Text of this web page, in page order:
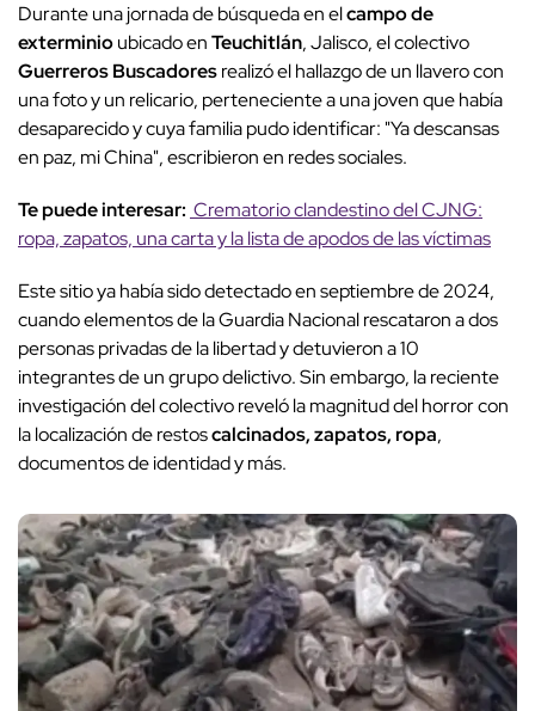
Durante una jornada de búsqueda en elcampo de
exterminioubicado enTeuchitlán, Jalisco, el colectivo
Guerreros Buscadoresrealizó el hallazgo de un llavero con
una foto y un relicario, perteneciente a una joven que había
desaparecido y cuya familia pudo identificar: "Ya descansas
en paz, mi China", escribieron en redes sociales.
Te puede interesar: Crematorio clandestino del CJNG:
ropa, zapatos, una carta y la lista de apodos de las víctimas
Este sitio ya había sido detectado en septiembre de 2024,
cuando elementos de la Guardia Nacional rescataron a dos
personas privadas de la libertad y detuvieron a 10
integrantes de un grupo delictivo. Sin embargo, la reciente
investigación del colectivo reveló la magnitud del horror con
la localización de restoscalcinados, zapatos, ropa,
documentos de identidad y más.